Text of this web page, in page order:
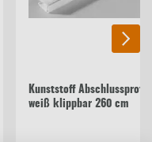
Kunststoff Abschlussprofil
weiß klippbar 260 cm